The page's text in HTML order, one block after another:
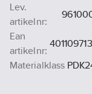
Lev.
artikelnr:
Ean
artikelnr:
Materialklass